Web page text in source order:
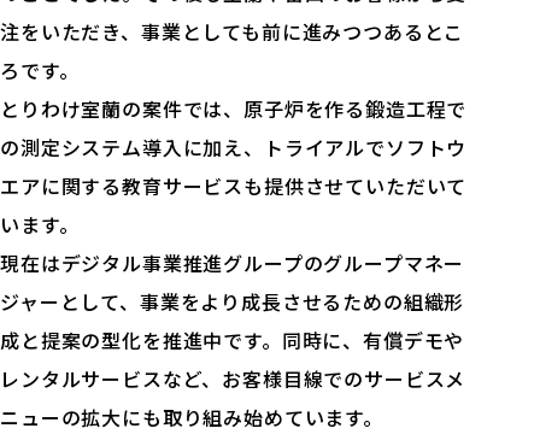
注をいただき、事業としても前に進みつつあるとこ
ろです。
とりわけ室蘭の案件では、原子炉を作る鍛造工程で
の測定システム導入に加え、トライアルでソフトウ
エアに関する教育サービスも提供させていただいて
います。
現在はデジタル事業推進グループのグループマネー
ジャーとして、事業をより成長させるための組織形
成と提案の型化を推進中です。同時に、有償デモや
レンタルサービスなど、お客様目線でのサービスメ
ニューの拡大にも取り組み始めています。